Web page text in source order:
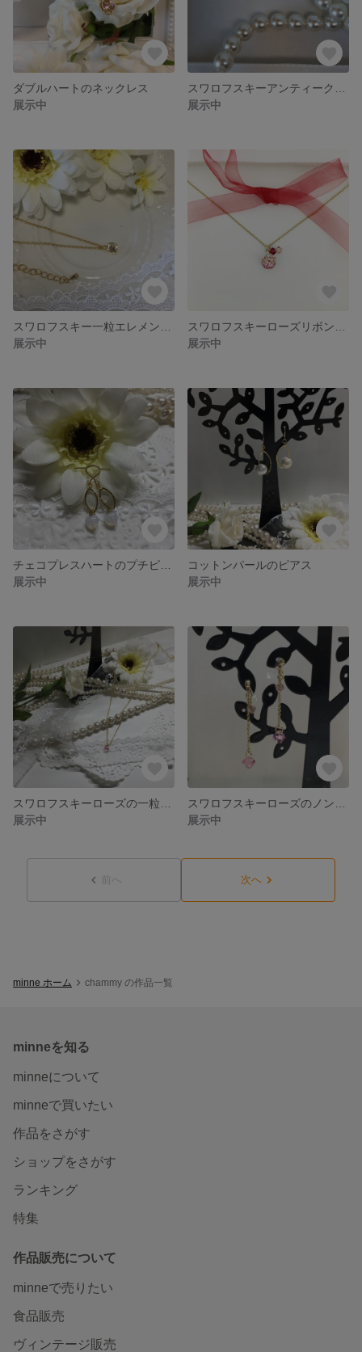
ダブルハートのネックレス
展示中
展示中
展示中
展示中
展示中
コットンパールのピアス
展示中
展示中
展示中
前へ 次へ
minne ホーム chammy の作品一覧
minneを知る
minneについて
minneで買いたい
作品をさがす
ショップをさがす
ランキング
特集
作品販売について
minneで売りたい
食品販売
ヴィンテージ販売